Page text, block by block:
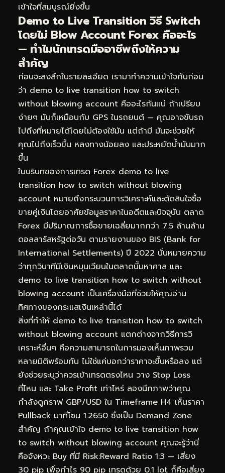
เข้าใจที่สมบูรณ์ยิ่งขึ้น
Demo to Live Transition วิธี Switch
โดยไม่ Blow Account Forex คืออะไร
— ทำไมนักเทรดมืออาชีพถึงให้ความ
สำคัญ
ก่อนจะลงลึกในรายละเอียด เรามาทำความเข้าใจกันก่อน
ว่า demo to live transition how to switch
without blowing account คืออะไรกันแน่ ถ้าเปรียบ
ง่ายๆ มันก็เหมือนกับ GPS ในรถยนต์ — คุณอาจขับรถ
ไปถึงที่หมายได้โดยไม่ต้องใช้มัน แต่ถ้ามี มันจะช่วยให้
คุณไปถึงเร็วขึ้น หลงทางน้อยลง และประหยัดน้ำมันมาก
ขึ้น
ในบริบทของการเทรด Forex demo to live
transition how to switch without blowing
account หมายถึงกระบวนการวิเคราะห์และตัดสินใจซื้อ
ขายคู่เงินโดยอาศัยข้อมูลราคาในอดีตและปัจจุบัน ตลาด
Forex มีปริมาณการซื้อขายเฉลี่ยมากกว่า 7.5 ล้านล้าน
ดอลลาร์สหรัฐต่อวัน ตามรายงานของ BIS (Bank for
International Settlements) ปี 2022 นั่นหมายความ
ว่าทุกวินาทีมีเงินหมุนเวียนในตลาดนี้มหาศาล และ
demo to live transition how to switch without
blowing account เป็นเครื่องมือที่ช่วยให้คุณอ่าน
ทิศทางของกระแสเงินเหล่านี้ได้
สิ่งที่ทำให้ demo to live transition how to switch
without blowing account แตกต่างจากวิธีการวิ
เคราะห์อื่นๆ คือความสามารถในการมองเห็นภาพรวม
หลายมิติพร้อมกัน ไม่ใช่แค่บอกว่าราคาจะขึ้นหรือลง แต่
ยังช่วยระบุว่าควรเข้าเทรดตรงไหน วาง Stop Loss
ที่ไหน และ Take Profit เท่าไหร่ ลองนึกภาพว่าคุณ
กำลังดูกราฟ GBP/USD ใน Timeframe H4 เห็นราคา
Pullback มาที่โซน 1.2650 ซึ่งเป็น Demand Zone
สำคัญ ถ้าคุณเข้าใจ demo to live transition how
to switch without blowing account คุณจะรู้ว่านี่
คือจังหวะ Buy ที่มี Risk:Reward Ratio 1:3 — เสี่ยง
30 pip เพื่อกำไร 90 pip เทรดด้วย 0.1 lot ก็คือเสี่ยง